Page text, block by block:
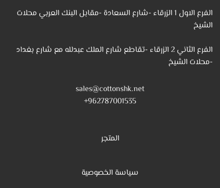
الفرع الاول 1 الزرقاء -شارع السعادة -مقابل البنك العربي محلات
الشيخ
الفرع الثاني 2 الزرقاء -تقاطع شارع الملك عبدلله مع شارع بغداد
-محلات الشيخ
sales@cottonshk.net
962787001535+
المتجر
سياسة الخصوصية